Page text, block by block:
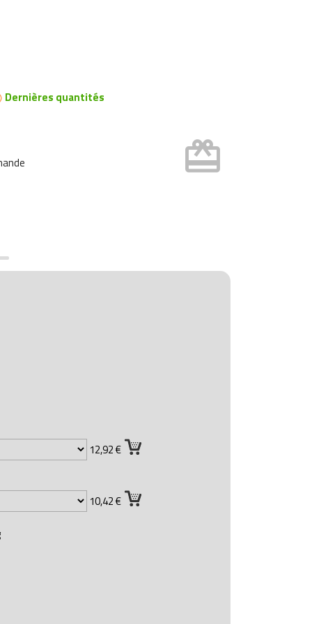
Dernières quantités
card_giftcard
12,92 €
10,42 €